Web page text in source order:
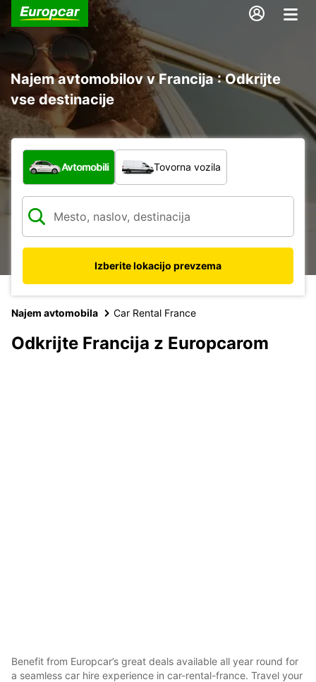
Najem avtomobilov v Francija : Odkrijte
vse destinacije
Katera vrsta vozila?
Avtomobili Tovorna vozila
Izberite lokacijo prevzema
Najem avtomobila Car Rental France
Odkrijte Francija z Europcarom
Benefit from Europcar’s great deals available all year round for
a seamless car hire experience in car-rental-france. Travel your